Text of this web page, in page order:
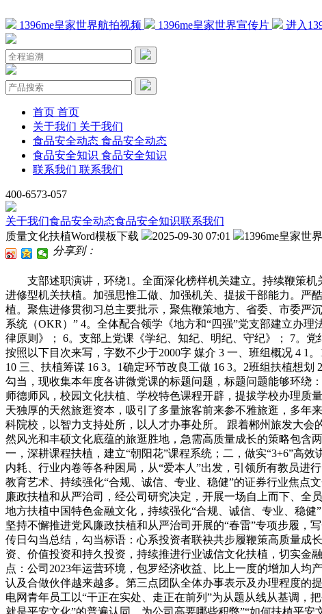
1396me皇家世界航拍视频 1396me皇家世界宣传片 进入
首页 首页
关于我们 关于我们
食品安全动态 食品安全动态
食品安全知识 食品安全知识
联系我们 联系我们
400-6573-057
关于我们食品安全动态食品安全知识联系我们
质量文化扶植Word模板下载
2025-09-30 07:01
1396me皇家世界
分享到：
支部述职演讲，环绕1。全面深化榜样机关建立。持续鞭策机
进修型机关扶植。加强思惟工做、加强机关、提拔干部能力。严
植。聚焦进修贯彻习总主要批示，聚焦鞭策地方、省委、市委严
系统（OKR）” 4。全体配合领学《地方和“四强”党支部建立办
律原则》； 6。支部上党课《学纪、知纪、明纪、守纪》； 7。
按照以下目次来写，字数不少于2000字 媒介 3 一、班组概况 4 1
10 三、扶植筹谋 16 3。1确定环节改良工做 16 3。2班组扶植想
勾当，现收集本年度各讲微党课的标题问题，标题问题能够环绕
师德师风，校园文化扶植、学校特色课程开辟，提拔学校办理质
天独厚的天然旅逛资本，吸引了多量旅客前来参不雅旅逛，多年
科院校，以智力支持处所，以人才办事处所。 跟着郴州旅发大
然风光和丰硕文化底蕴的旅逛胜地，急需高质量成长的策略包含
一，深耕课程扶植，建立“朝阳花”课程系统；二，做实“3+6”高
内耗、行业内卷等各种困局，从“爱本人”出发，引领所有教员进
教育艺术、持续强化“合规、诚信、专业、稳健”的证券行业焦点
廉政扶植和从严治司，经公司研究决定，开展一场自上而下、全
地方扶植中国特色金融文化，持续强化“合规、诚信、专业、稳健
坚持不懈推进党风廉政扶植和从严治司开展的“春雷”专项步履，
传日勾当总结，勾当标语：心系投资者联袂共步履鞭策高质量成
资、价值投资和持久投资，持续推进行业诚信文化扶植，切实金
点：公司2023年运营环境，包罗经济收益、比上一度的增加人
认及合做伙伴越来越多。第三点团队全体办事表示及办理程度的
电网青年员工以“干正在实处、走正在前列”为从题从线从基调，
就是平安文化”的普遍认同，为公司高要哪些积弊”“如何扶植平